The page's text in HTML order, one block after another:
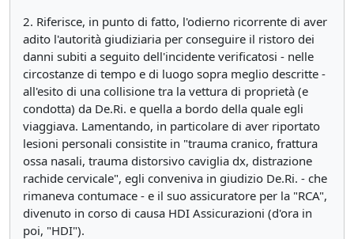
2. Riferisce, in punto di fatto, l'odierno ricorrente di aver
adito l'autorità giudiziaria per conseguire il ristoro dei
danni subiti a seguito dell'incidente verificatosi - nelle
circostanze di tempo e di luogo sopra meglio descritte -
all'esito di una collisione tra la vettura di proprietà (e
condotta) da De.Ri. e quella a bordo della quale egli
viaggiava. Lamentando, in particolare di aver riportato
lesioni personali consistite in "trauma cranico, frattura
ossa nasali, trauma distorsivo caviglia dx, distrazione
rachide cervicale", egli conveniva in giudizio De.Ri. - che
rimaneva contumace - e il suo assicuratore per la "RCA",
divenuto in corso di causa HDI Assicurazioni (d'ora in
poi, "HDI").